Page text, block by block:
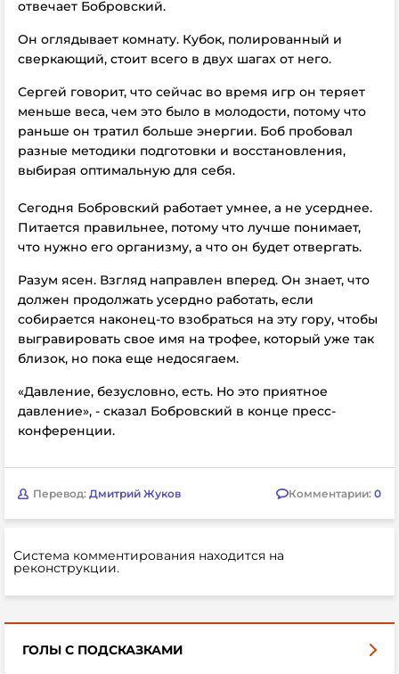
отвечает Бобровский.
Он оглядывает комнату. Кубок, полированный и
сверкающий, стоит всего в двух шагах от него.
Сергей говорит, что сейчас во время игр он теряет
меньше веса, чем это было в молодости, потому что
раньше он тратил больше энергии. Боб пробовал
разные методики подготовки и восстановления,
выбирая оптимальную для себя.
Сегодня Бобровский работает умнее, а не усерднее.
Питается правильнее, потому что лучше понимает,
что нужно его организму, а что он будет отвергать.
Разум ясен. Взгляд направлен вперед. Он знает, что
должен продолжать усердно работать, если
собирается наконец-то взобраться на эту гору, чтобы
выгравировать свое имя на трофее, который уже так
близок, но пока еще недосягаем.
«Давление, безусловно, есть. Но это приятное
давление», - сказал Бобровский в конце пресс-
конференции.
Перевод: Дмитрий Жуков Комментарии: 0
Система комментирования находится на
реконструкции.
ГОЛЫ С ПОДСКАЗКАМИ